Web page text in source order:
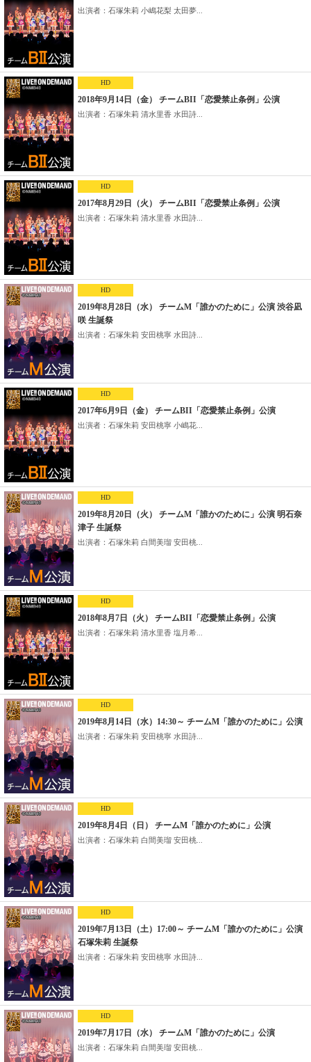
出演者：石塚朱莉 小嶋花梨 太田夢...
HD
2018年9月14日（金） チームBII「恋愛禁止条例」公演
出演者：石塚朱莉 清水里香 水田詩...
HD
2017年8月29日（火） チームBII「恋愛禁止条例」公演
出演者：石塚朱莉 清水里香 水田詩...
HD
2019年8月28日（水） チームM「誰かのために」公演 渋谷凪
咲 生誕祭
出演者：石塚朱莉 安田桃寧 水田詩...
HD
2017年6月9日（金） チームBII「恋愛禁止条例」公演
出演者：石塚朱莉 安田桃寧 小嶋花...
HD
2019年8月20日（火） チームM「誰かのために」公演 明石奈
津子 生誕祭
出演者：石塚朱莉 白間美瑠 安田桃...
HD
2018年8月7日（火） チームBII「恋愛禁止条例」公演
出演者：石塚朱莉 清水里香 塩月希...
HD
2019年8月14日（水）14:30～ チームM「誰かのために」公演
出演者：石塚朱莉 安田桃寧 水田詩...
HD
2019年8月4日（日） チームM「誰かのために」公演
出演者：石塚朱莉 白間美瑠 安田桃...
HD
2019年7月13日（土）17:00～ チームM「誰かのために」公演
石塚朱莉 生誕祭
出演者：石塚朱莉 安田桃寧 水田詩...
HD
2019年7月17日（水） チームM「誰かのために」公演
出演者：石塚朱莉 白間美瑠 安田桃...